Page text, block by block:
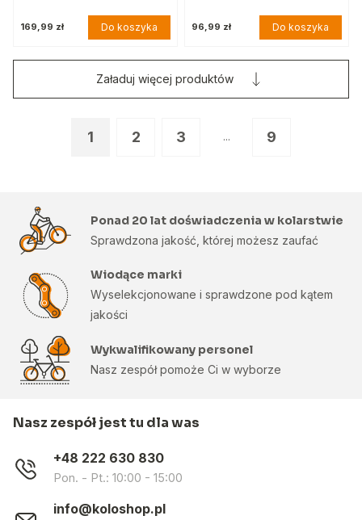
169,99 zł Do koszyka 96,99 zł Do koszyka
1 2 3 ... 9
Załaduj więcej produktów
Ponad 20 lat doświadczenia w kolarstwie
Sprawdzona jakość, której możesz zaufać
Wiodące marki
Wyselekcjonowane i sprawdzone pod kątem
jakości
Wykwalifikowany personel
Nasz zespół pomoże Ci w wyborze
Nasz zespół jest tu dla was
+48 222 630 830
Pon. - Pt.: 10:00 - 15:00
info@koloshop.pl